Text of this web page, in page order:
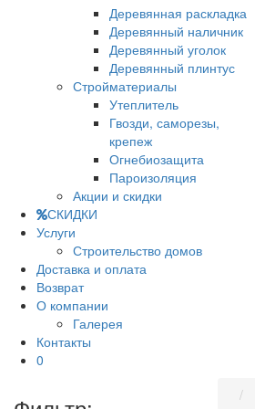
Деревянная раскладка
Деревянный наличник
Деревянный уголок
Деревянный плинтус
Стройматериалы
Утеплитель
Гвозди, саморезы,
крепеж
Огнебиозащита
Пароизоляция
Акции и скидки
СКИДКИ
Услуги
Строительство домов
Доставка и оплата
Возврат
О компании
Галерея
Контакты
0